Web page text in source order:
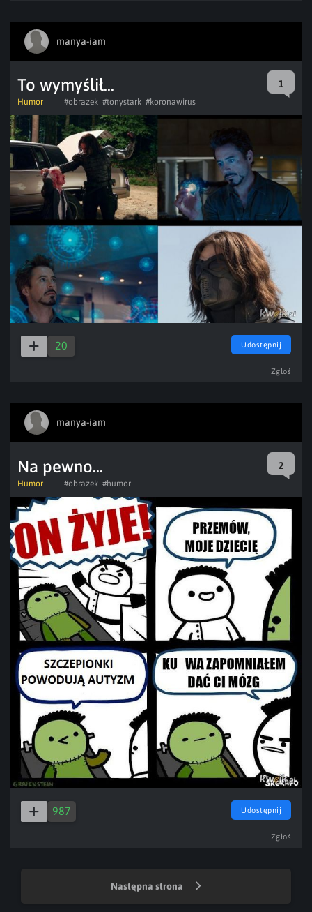
manya-iam
To wymyślił... 1
Humor #obrazek #tonystark #koronawirus
20 Udostępnij
Zgłoś
manya-iam
Na pewno... 2
Humor #obrazek #humor
987 Udostępnij
Zgłoś
Następna strona